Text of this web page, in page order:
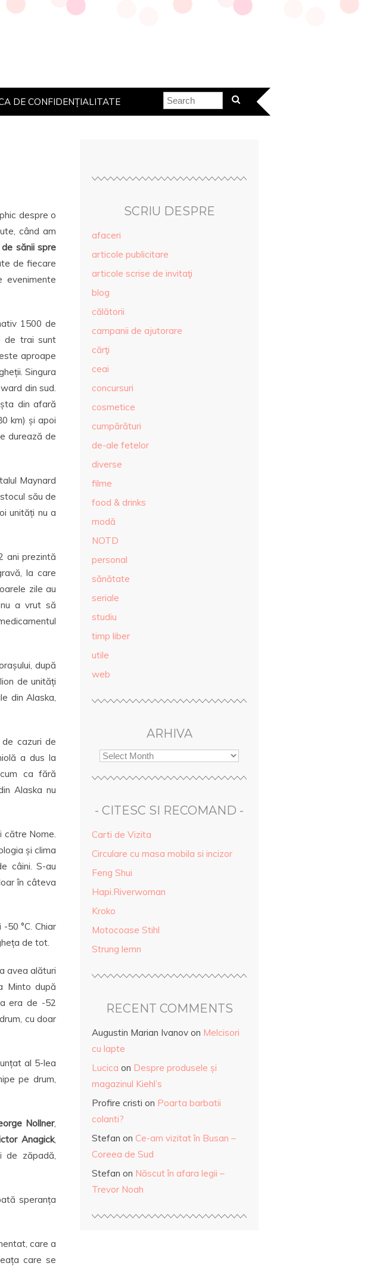
DE CONFIDENȚIALITATE
despre o
când am
sănii spre
de fiecare
1500 de
de trai sunt
aproape
Singura
din sud.
din afară
km) și apoi
durează de
Maynard
său de
unități nu a
ani prezintă
la care
zile au
a vrut să
după
de unități
din Alaska,
cazuri de
a dus la
ca fără
Alaska nu
către Nome.
și clima
câini. S-au
în câteva
50 °C. Chiar
de tot.
avea alături
Minto după
era de -52
cu doar
al 5-lea
pe drum,
Nollner,
Anagick,
de zăpadă,
speranța
care a
care se
SCRIU DESPRE
afaceri
articole publicitare
articole scrise de invitaţi
blog
călătorii
campanii de ajutorare
cărţi
ceai
concursuri
cosmetice
cumpărături
de-ale fetelor
diverse
filme
food & drinks
modă
NOTD
personal
sănătate
seriale
studiu
timp liber
utile
web
ARHIVA
- CITESC SI RECOMAND -
Carti de Vizita
Circulare cu masa mobila si incizor
Feng Shui
Hapi.Riverwoman
Kroko
Motocoase Stihl
Strung lemn
RECENT COMMENTS
Augustin Marian Ivanov on Melcisori
cu lapte
Lucica on Despre produsele și
magazinul Kiehl’s
Profire cristi on Poarta barbatii
colanti?
Stefan on Ce-am vizitat în Busan –
Coreea de Sud
Stefan on Născut în afara legii –
Trevor Noah